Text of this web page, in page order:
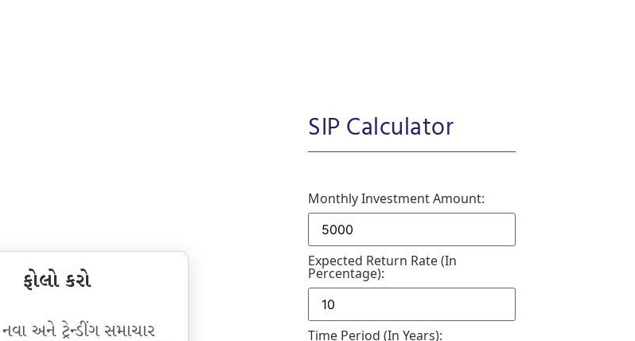
ફોલો કરો
અને ટ્રેન્ડીંગ સમાચાર
SIP Calculator
Monthly Investment Amount:
Expected Return Rate (in
Percentage):
Time Period (in Years):